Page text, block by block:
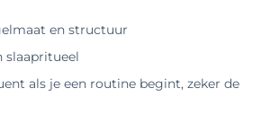
en structuur
slaapritueel
als je een routine begint, zeker de